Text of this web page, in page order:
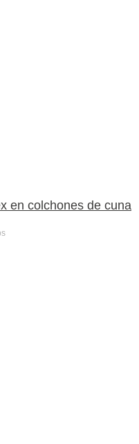
en colchones de cuna